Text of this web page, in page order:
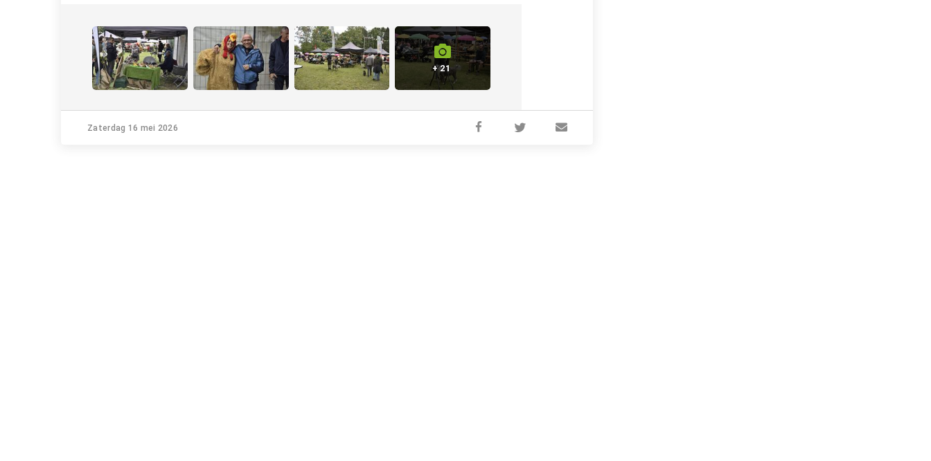
+ 21
Zaterdag 16 mei 2026